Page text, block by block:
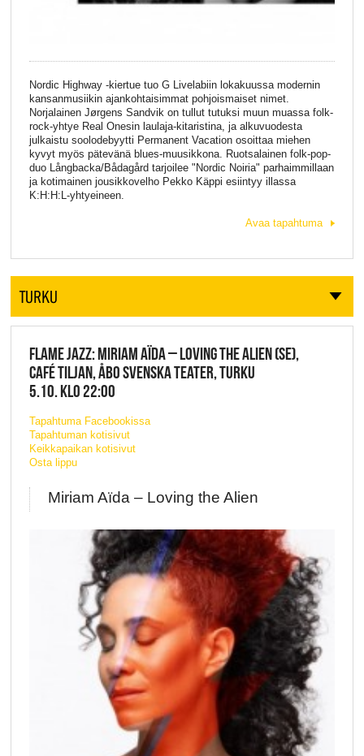
Nordic Highway -kiertue tuo G Livelabiin lokakuussa modernin
kansanmusiikin ajankohtaisimmat pohjoismaiset nimet.
Norjalainen Jørgens Sandvik on tullut tutuksi muun muassa folk-
rock-yhtye Real Onesin laulaja-kitaristina, ja alkuvuodesta
julkaistu soolodebyytti Permanent Vacation osoittaa miehen
kyvyt myös pätevänä blues-muusikkona. Ruotsalainen folk-pop-
duo Långbacka/Bådagård tarjoilee "Nordic Noiria" parhaimmillaan
ja kotimainen jousikkovelho Pekko Käppi esiintyy illassa
K:H:H:L-yhtyeineen.
Avaa tapahtuma
TURKU
FLAME JAZZ: MIRIAM AÏDA – LOVING THE ALIEN (SE),
CAFÉ TILJAN, ÅBO SVENSKA TEATER, TURKU
5.10. KLO 22:00
Tapahtuma Facebookissa
Tapahtuman kotisivut
Keikkapaikan kotisivut
Osta lippu
Miriam Aïda – Loving the Alien